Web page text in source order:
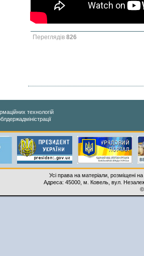
Переглядів 826
технологій
Усі права на матеріали, розміщені
Адреса: 45000, м. Ковель, вул.